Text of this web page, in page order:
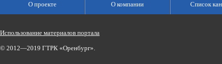
О проекте О компании Список
Использование материалов портала
© 2012—2019 ГТРК «Оренбург».